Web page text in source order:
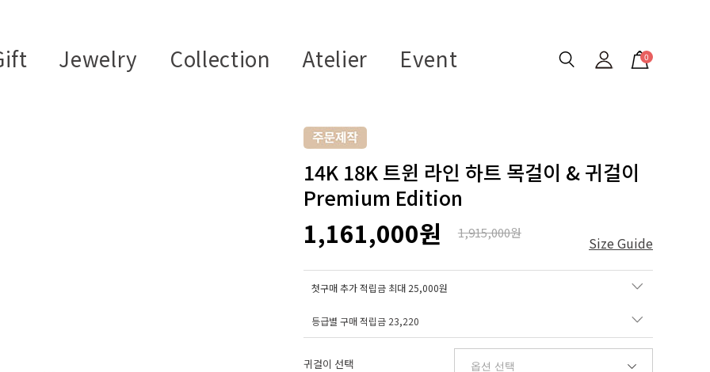
Jewelry Collection Atelier Event 0
14K 18K 트윈 라인 하트 목걸이 & 귀걸이
Premium Edition
1,161,000원 1,915,000원
Size Guide
첫구매 추가 적립금 최대 25,000원
등급별 구매 적립금 23,220
귀걸이 선택